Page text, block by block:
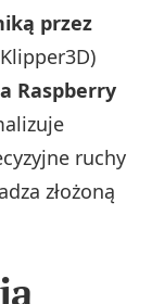
przez
Raspberry
ruchy
złożoną